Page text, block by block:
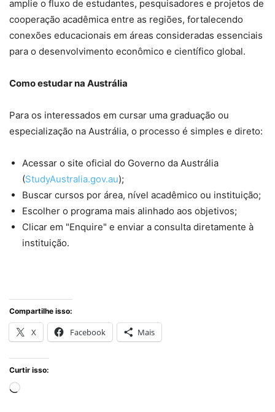
amplie o fluxo de estudantes, pesquisadores e projetos de
cooperação acadêmica entre as regiões, fortalecendo
conexões educacionais em áreas consideradas essenciais
para o desenvolvimento econômico e científico global.
Como estudar na Austrália
Para os interessados em cursar uma graduação ou
especialização na Austrália, o processo é simples e direto:
Acessar o site oficial do Governo da Austrália
(StudyAustralia.gov.au);
Buscar cursos por área, nível acadêmico ou instituição;
Escolher o programa mais alinhado aos objetivos;
Clicar em "Enquire" e enviar a consulta diretamente à
instituição.
Compartilhe isso:
X Facebook Mais
Curtir isso:
Carregando...